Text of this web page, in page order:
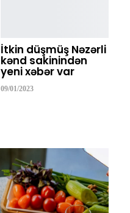
İtkin düşmüş Nəzərli
kənd sakinindən
yeni xəbər var
09/01/2023